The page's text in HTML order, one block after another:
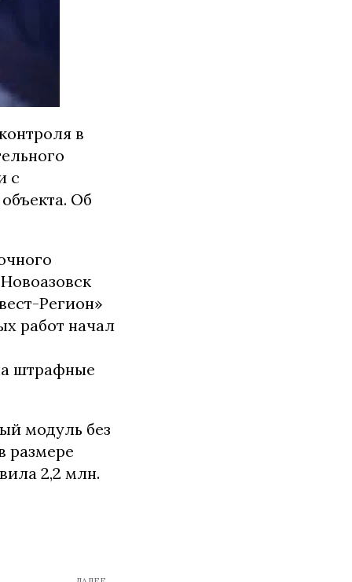
в
с
Об
Регион»
работ начал
штрафные
модуль без
размере
2,2 млн.